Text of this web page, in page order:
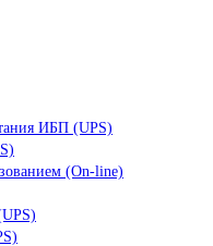
ИБП (UPS)
(On-line)